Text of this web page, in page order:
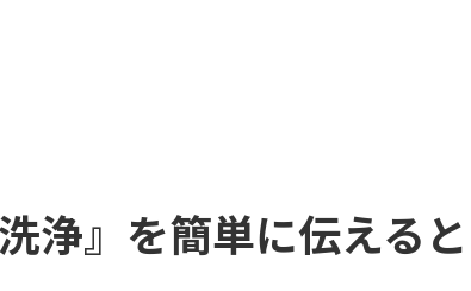
浄』を簡単に伝えると